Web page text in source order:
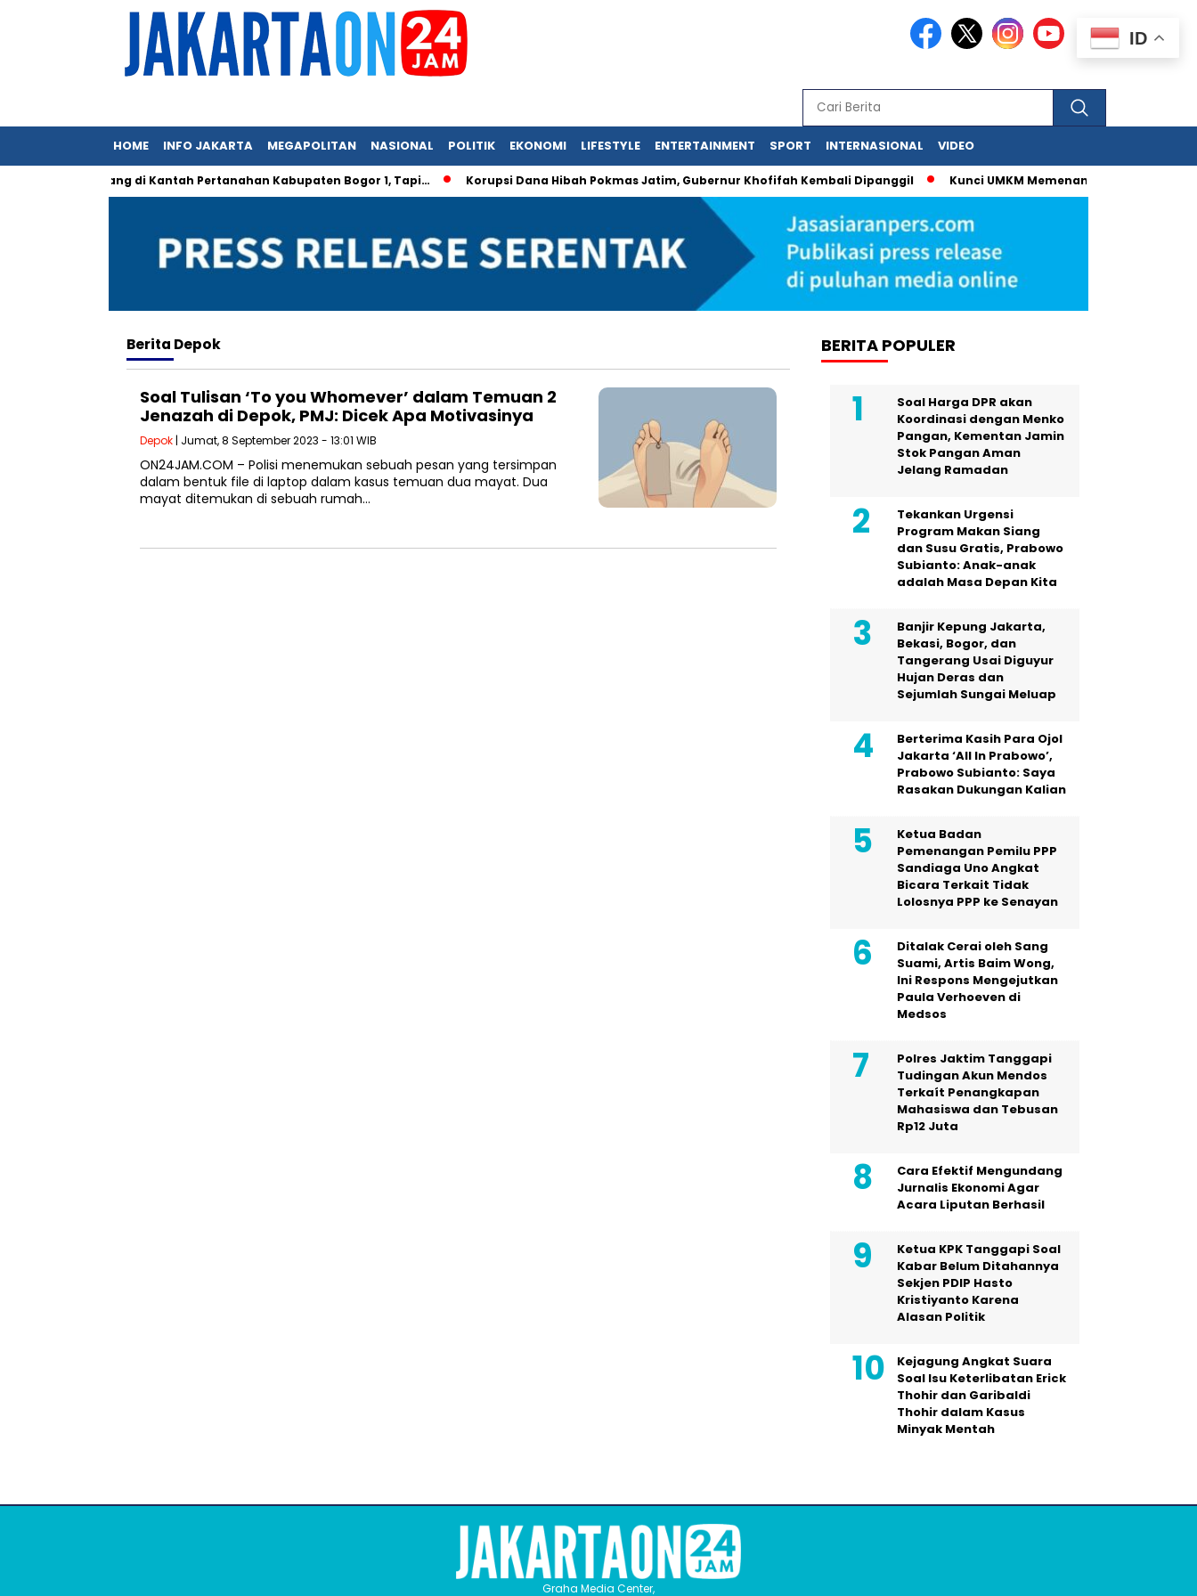
HOME INFO JAKARTA MEGAPOLITAN NASIONAL POLITIK EKONOMI LIFESTYLE ENTERTAINMENT SPORT INTERNASIONAL VIDEO
Mungkin Hilang di Kantah Pertanahan Kabupaten Bogor 1, Tapi… Korupsi Dana Hibah Pokmas Jatim, Gubernur Khofifah Kembali Dipanggil Kunci UMKM Memenangkan Perhatian
Berita Depok
Soal Tulisan ‘To you Whomever’ dalam Temuan 2
Jenazah di Depok, PMJ: Dicek Apa Motivasinya
Depok | Jumat, 8 September 2023 - 13:01 WIB
ON24JAM.COM – Polisi menemukan sebuah pesan yang tersimpan
dalam bentuk file di laptop dalam kasus temuan dua mayat. Dua
mayat ditemukan di sebuah rumah…
BERITA POPULER
Soal Harga DPR akan
Koordinasi dengan Menko
Pangan, Kementan Jamin
Stok Pangan Aman
Jelang Ramadan
Tekankan Urgensi
Program Makan Siang
dan Susu Gratis, Prabowo
Subianto: Anak-anak
adalah Masa Depan Kita
Banjir Kepung Jakarta,
Bekasi, Bogor, dan
Tangerang Usai Diguyur
Hujan Deras dan
Sejumlah Sungai Meluap
Berterima Kasih Para Ojol
Jakarta ‘All In Prabowo’,
Prabowo Subianto: Saya
Rasakan Dukungan Kalian
Ketua Badan
Pemenangan Pemilu PPP
Sandiaga Uno Angkat
Bicara Terkait Tidak
Lolosnya PPP ke Senayan
Ditalak Cerai oleh Sang
Suami, Artis Baim Wong,
Ini Respons Mengejutkan
Paula Verhoeven di
Medsos
Polres Jaktim Tanggapi
Tudingan Akun Mendos
Terkaít Penangkapan
Mahasiswa dan Tebusan
Rp12 Juta
Cara Efektif Mengundang
Jurnalis Ekonomi Agar
Acara Liputan Berhasil
Ketua KPK Tanggapi Soal
Kabar Belum Ditahannya
Sekjen PDIP Hasto
Kristiyanto Karena
Alasan Politik
Kejagung Angkat Suara
Soal Isu Keterlibatan Erick
Thohir dan Garibaldi
Thohir dalam Kasus
Minyak Mentah
ID
Graha Media Center,